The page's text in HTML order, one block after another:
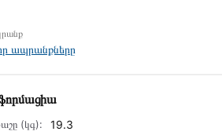
ապրանքները
(կգ): 19.3